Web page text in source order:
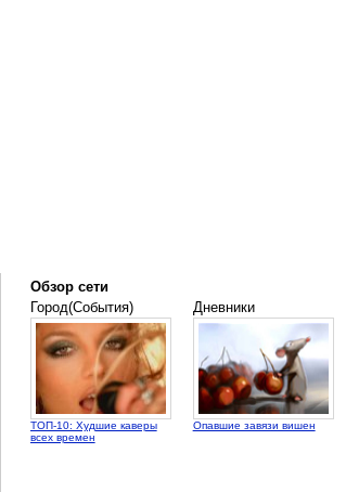
Обзор сети
Город(События)
ТОП-10: Худшие каверы
всех времен
Дневники
Опавшие завязи вишен